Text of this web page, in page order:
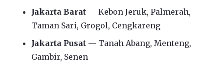
Jakarta Barat — Kebon Jeruk, Palmerah,
Taman Sari, Grogol, Cengkareng
Jakarta Pusat — Tanah Abang, Menteng,
Gambir, Senen